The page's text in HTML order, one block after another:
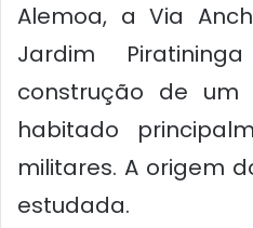
Alemoa, a Via
Jardim
construção de um
habitado
militares. A origem
estudada.